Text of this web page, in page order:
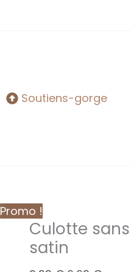
Soutiens-gorge
Promo !
Culotte
satin